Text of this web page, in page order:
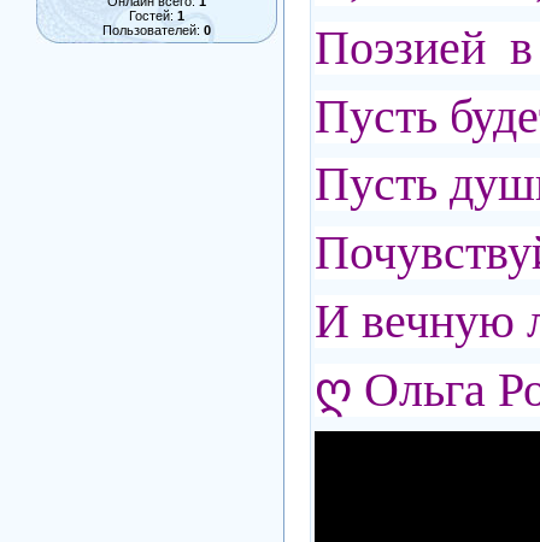
Гостей: 1
Пользователей: 0
Поэзией
Пусть
Пусть
И вечную
ღ Ольга